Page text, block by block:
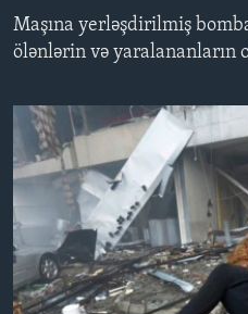
to
Search
İSRAIL-HƏMAS MÜNAQIŞƏSI
ABŞ SEÇKILƏRI 2024
İRAN AZƏRBAYCANI
VIDEOLAR
BAŞ MƏQALƏ
LEARNING ENGLISH
BIZI IZLƏYIN
Maşına yerləşdirilmiş
ölənlərin və yaralananların